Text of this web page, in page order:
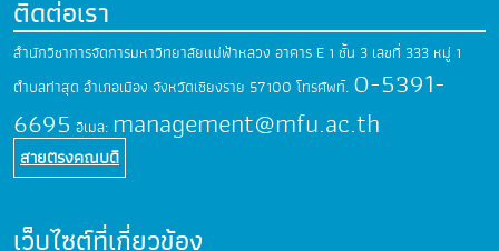
ติดต่อเรา
สำนักวิชาการจัดการมหาวิทยาลัยแม่ฟ้าหลวง อาคาร E 1 ชั้น 3 เลขที่ 333 หมู่ 1
ตำบลท่าสุด อำเภอเมือง จังหวัดเชียงราย 57100 โทรศัพท์. 0-5391-
6695 อีเมล: management@mfu.ac.th
สายตรงคณบดี
เว็บไซต์ที่เกี่ยวข้อง